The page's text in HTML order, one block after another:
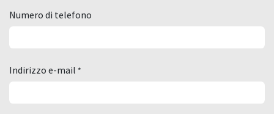
Numero di telefono
Indirizzo e-mail *